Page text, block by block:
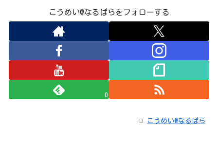
こうめい@なるぱらをフォローする
0
こうめい@なるぱら